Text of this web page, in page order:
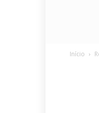
Início